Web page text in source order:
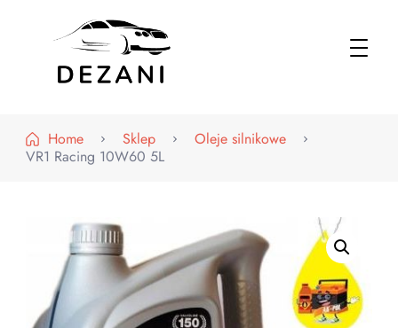
Home
Sklep
Oleje silnikowe
VR1 Racing 10W60 5L